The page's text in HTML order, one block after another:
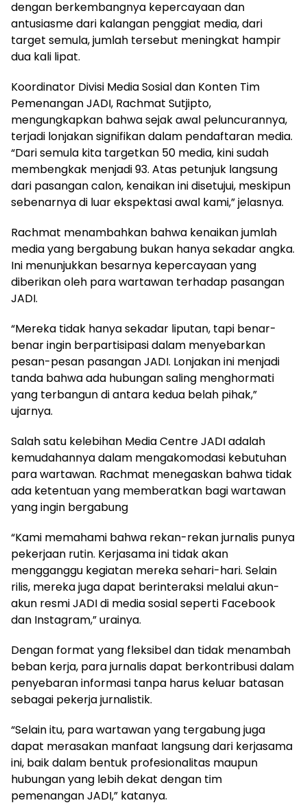
dengan berkembangnya kepercayaan dan
antusiasme dari kalangan penggiat media, dari
target semula, jumlah tersebut meningkat hampir
dua kali lipat.
Koordinator Divisi Media Sosial dan Konten Tim
Pemenangan JADI, Rachmat Sutjipto,
mengungkapkan bahwa sejak awal peluncurannya,
terjadi lonjakan signifikan dalam pendaftaran media.
“Dari semula kita targetkan 50 media, kini sudah
membengkak menjadi 93. Atas petunjuk langsung
dari pasangan calon, kenaikan ini disetujui, meskipun
sebenarnya di luar ekspektasi awal kami,” jelasnya.
Rachmat menambahkan bahwa kenaikan jumlah
media yang bergabung bukan hanya sekadar angka.
Ini menunjukkan besarnya kepercayaan yang
diberikan oleh para wartawan terhadap pasangan
JADI.
“Mereka tidak hanya sekadar liputan, tapi benar-
benar ingin berpartisipasi dalam menyebarkan
pesan-pesan pasangan JADI. Lonjakan ini menjadi
tanda bahwa ada hubungan saling menghormati
yang terbangun di antara kedua belah pihak,”
ujarnya.
Salah satu kelebihan Media Centre JADI adalah
kemudahannya dalam mengakomodasi kebutuhan
para wartawan. Rachmat menegaskan bahwa tidak
ada ketentuan yang memberatkan bagi wartawan
yang ingin bergabung
“Kami memahami bahwa rekan-rekan jurnalis punya
pekerjaan rutin. Kerjasama ini tidak akan
mengganggu kegiatan mereka sehari-hari. Selain
rilis, mereka juga dapat berinteraksi melalui akun-
akun resmi JADI di media sosial seperti Facebook
dan Instagram,” urainya.
Dengan format yang fleksibel dan tidak menambah
beban kerja, para jurnalis dapat berkontribusi dalam
penyebaran informasi tanpa harus keluar batasan
sebagai pekerja jurnalistik.
“Selain itu, para wartawan yang tergabung juga
dapat merasakan manfaat langsung dari kerjasama
ini, baik dalam bentuk profesionalitas maupun
hubungan yang lebih dekat dengan tim
pemenangan JADI,” katanya.